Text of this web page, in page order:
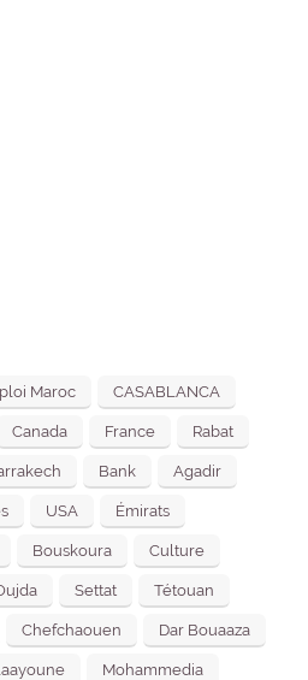
Maroc CASABLANCA
Canada France Rabat
Bank Agadir
USA Émirats
Bouskoura Culture
Settat Tétouan
Chefchaouen Dar Bouaaza
Mohammedia